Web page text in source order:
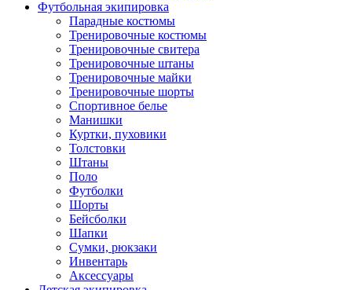
Футбольная экипировка
Парадные костюмы
Тренировочные костюмы
Тренировочные свитера
Тренировочные штаны
Тренировочные майки
Тренировочные шорты
Спортивное белье
Манишки
Куртки, пуховики
Толстовки
Штаны
Поло
Футболки
Шорты
Бейсболки
Шапки
Сумки, рюкзаки
Инвентарь
Аксессуары